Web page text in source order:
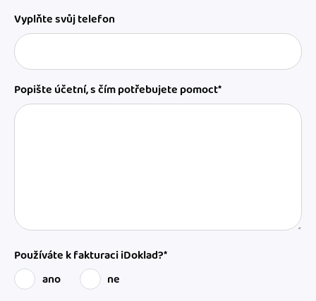
Vyplňte svůj telefon
Popište účetní, s čím potřebujete pomoct*
Používáte k fakturaci iDoklad?*
ano
ne